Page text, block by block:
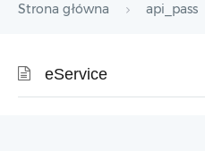
Strona główna api_pass
eService